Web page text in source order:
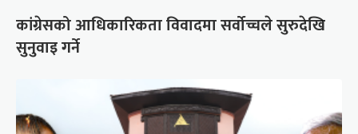
कांग्रेसको आधिकारिकता विवादमा सर्वोच्चले सुरुदेखि
सुनुवाइ गर्ने